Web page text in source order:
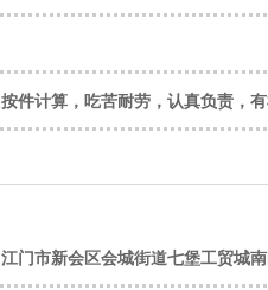
按件计算，吃苦耐劳，认真负责，有
江门市新会区会城街道七堡工贸城